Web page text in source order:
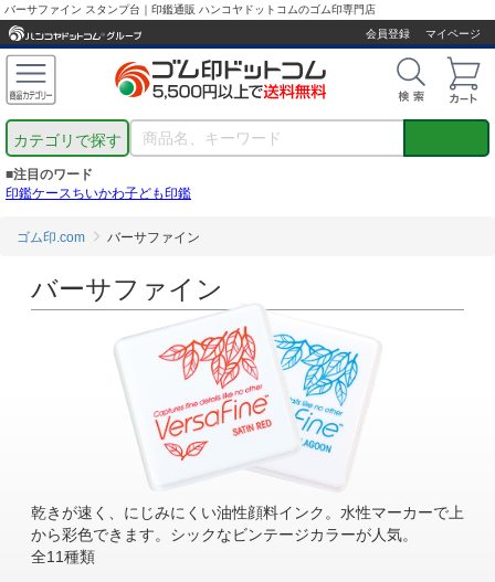
バーサファイン スタンプ台｜印鑑通販 ハンコヤドットコムのゴム印専門店
会員登録
マイページ
カテゴリで探す
■注目のワード
印鑑ケースちいかわ子ども印鑑
ゴム印.com バーサファイン
バーサファイン
乾きが速く、にじみにくい油性顔料インク。水性マーカーで上
から彩色できます。シックなビンテージカラーが人気。
全11種類